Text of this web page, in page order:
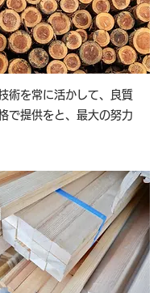
術を常に活かして、良質
で提供をと、最大の努力